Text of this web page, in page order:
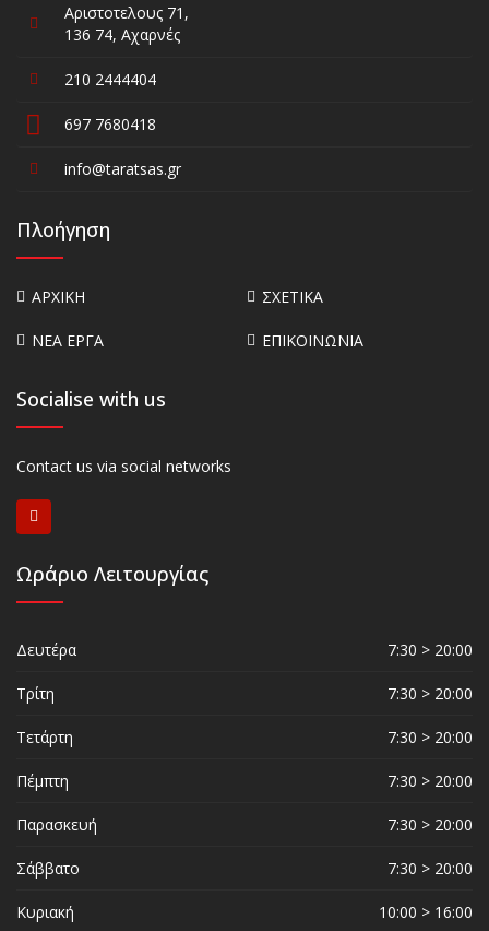
Αριστοτελους 71,
136 74, Αχαρνές
210 2444404
697 7680418
info@taratsas.gr
Πλοήγηση
ΑΡΧΙΚΗ ΣΧΕΤΙΚΑ
ΝΕΑ ΕΡΓΑ ΕΠΙΚΟΙΝΩΝΙΑ
Socialise with us
Contact us via social networks
Ωράριο Λειτουργίας
Δευτέρα 7:30 > 20:00
Τρίτη 7:30 > 20:00
Τετάρτη 7:30 > 20:00
Πέμπτη 7:30 > 20:00
Παρασκευή 7:30 > 20:00
Σάββατο 7:30 > 20:00
Κυριακή 10:00 > 16:00